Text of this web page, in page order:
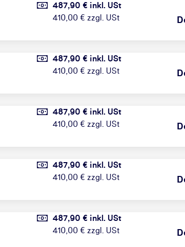
487,90 € inkl. USt
410,00 € zzgl. USt
487,90 € inkl. USt
410,00 € zzgl. USt
487,90 € inkl. USt
410,00 € zzgl. USt
487,90 € inkl. USt
410,00 € zzgl. USt
487,90 € inkl. USt
410,00 € zzgl. USt